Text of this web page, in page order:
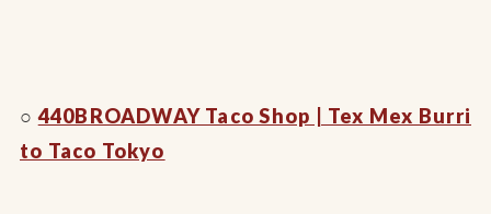
○440BROADWAY Taco Shop | Tex Mex Burri
to Taco Tokyo